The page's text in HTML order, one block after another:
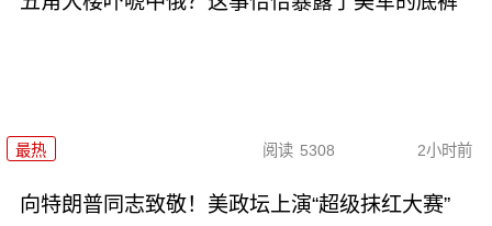
最热 阅读 5308 2小时前
向特朗普同志致敬！美政坛上演“超级抹红大赛”